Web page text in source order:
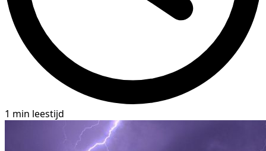
1 min leestijd